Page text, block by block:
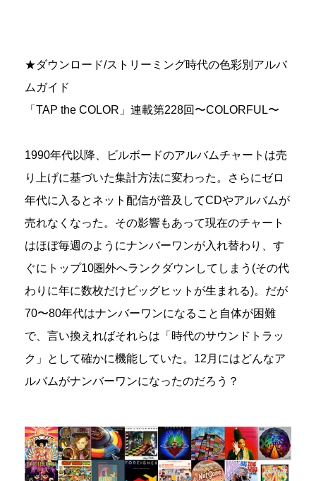
★ダウンロード/ストリーミング時代の色彩別アルバ
ムガイド
「TAP the COLOR」連載第228回〜COLORFUL〜
1990年代以降、ビルボードのアルバムチャートは売
り上げに基づいた集計方法に変わった。さらにゼロ
年代に入るとネット配信が普及してCDやアルバムが
売れなくなった。その影響もあって現在のチャート
はほぼ毎週のようにナンバーワンが入れ替わり、す
ぐにトップ10圏外へランクダウンしてしまう(その代
わりに年に数枚だけビッグヒットが生まれる)。だが
70〜80年代はナンバーワンになること自体が困難
で、言い換えればそれらは「時代のサウンドトラッ
ク」として確かに機能していた。12月にはどんなア
ルバムがナンバーワンになったのだろう？